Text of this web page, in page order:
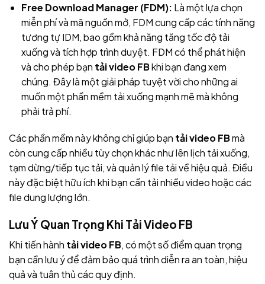
Free Download Manager (FDM): Là một lựa chọn
miễn phí và mã nguồn mở, FDM cung cấp các tính năng
tương tự IDM, bao gồm khả năng tăng tốc độ tải
xuống và tích hợp trình duyệt. FDM có thể phát hiện
và cho phép bạn tải video FBkhi bạn đang xem
chúng. Đây là một giải pháp tuyệt vời cho những ai
muốn một phần mềm tải xuống mạnh mẽ mà không
phải trả phí.
Các phần mềm này không chỉ giúp bạn tải video FBmà
còn cung cấp nhiều tùy chọn khác như lên lịch tải xuống,
tạm dừng/tiếp tục tải, và quản lý file tải về hiệu quả. Điều
này đặc biệt hữu ích khi bạn cần tải nhiều video hoặc các
file dung lượng lớn.
Lưu Ý Quan Trọng Khi Tải Video FB
Khi tiến hành tải video FB, có một số điểm quan trọng
bạn cần lưu ý để đảm bảo quá trình diễn ra an toàn, hiệu
quả và tuân thủ các quy định.